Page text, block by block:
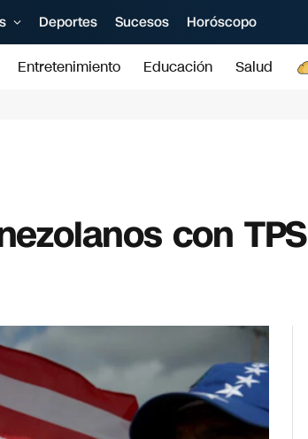
Deportes Sucesos Horóscopo
Entretenimiento Educación Salud
con TPS